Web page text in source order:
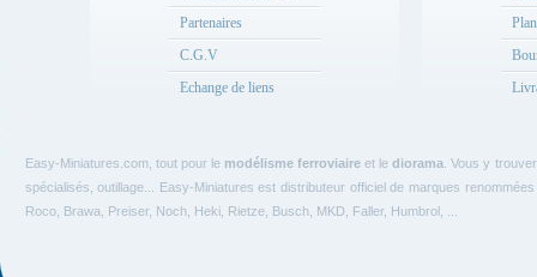
Partenaires
C.G.V
Echange de liens
Easy-Miniatures.com, tout pour le modélisme ferroviaireet lediorama . Vous y
spécialisés, outillage... Easy-Miniatures est distributeur officiel de marques
Roco, Brawa, Preiser, Noch, Heki, Rietze, Busch, MKD, Faller, Humbrol, ...